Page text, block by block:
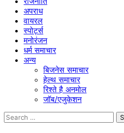
अपराध
वायरल
स्पोर्ट्स
मनोरंजन
धर्म समाचार
अन्य
बिजनेस समाचार
हेल्थ समाचार
रिश्ते है अनमोल
जॉब/एजुकेशन
Search